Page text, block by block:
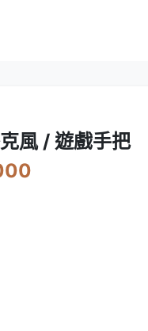
風 / 遊戲手把